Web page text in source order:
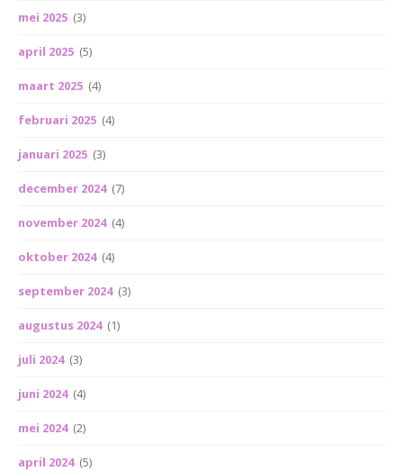
mei 2025 (3)
april 2025 (5)
maart 2025 (4)
februari 2025 (4)
januari 2025 (3)
december 2024 (7)
november 2024 (4)
oktober 2024 (4)
september 2024 (3)
augustus 2024 (1)
juli 2024 (3)
juni 2024 (4)
mei 2024 (2)
april 2024 (5)